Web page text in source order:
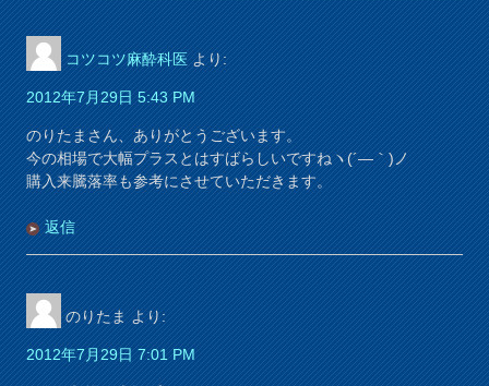
コツコツ麻酔科医 より:
2012年7月29日 5:43 PM
のりたまさん、ありがとうございます。
今の相場で大幅プラスとはすばらしいですねヽ(´―｀)ノ
購入来騰落率も参考にさせていただきます。
返信
のりたま より:
2012年7月29日 7:01 PM